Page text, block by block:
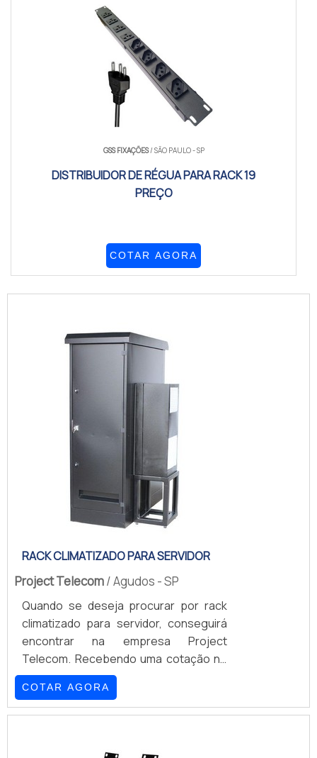
GSS FIXAÇÕES/ SÃO PAULO - SP
DISTRIBUIDOR DE RÉGUA PARA RACK 19
PREÇO
COTAR AGORA
RACK CLIMATIZADO PARA SERVIDOR
Project Telecom/ Agudos - SP
Quando se deseja procurar por rack
climatizado para servidor, conseguirá
encontrar na empresa Project
Telecom. Recebendo uma cotação no
marketplace Soluções Industriais e
encontrando a maior referência no
mercado em seu próprio segmento.É
COTAR AGORA